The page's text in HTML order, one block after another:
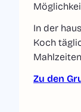
In der
Koch
Zu den